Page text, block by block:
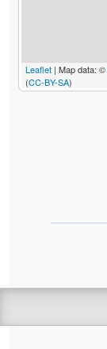
Leaflet | Map data: ©
(CC-BY-SA)